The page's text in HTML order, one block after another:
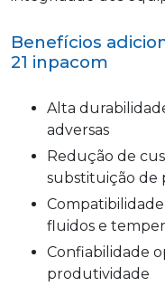
Benefícios
21 inpacom
Alta durabilidade e resistência a condições
adversas
Redução de custos com manutenção e
substituição de
Compatibilidade com uma ampla gama de
fluidos e
Confiabilidade operacional e aumento da
produtividade